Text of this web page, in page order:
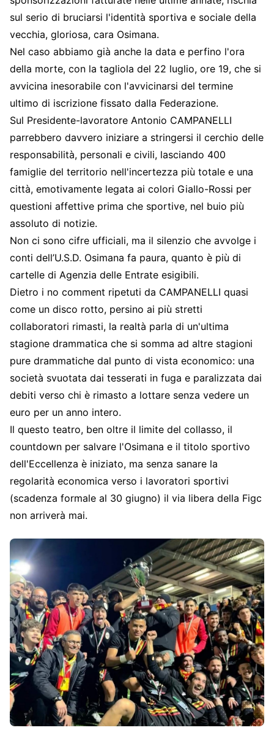
sul serio di bruciarsi l'identità sportiva e sociale della
vecchia, gloriosa, cara Osimana.
Nel caso abbiamo già anche la data e perfino l'ora
della morte, con la tagliola del 22 luglio, ore 19, che si
avvicina inesorabile con l'avvicinarsi del termine
ultimo di iscrizione fissato dalla Federazione.
Sul Presidente-lavoratore Antonio CAMPANELLI
parrebbero davvero iniziare a stringersi il cerchio delle
responsabilità, personali e civili, lasciando 400
famiglie del territorio nell'incertezza più totale e una
città, emotivamente legata ai colori Giallo-Rossi per
questioni affettive prima che sportive, nel buio più
assoluto di notizie.
Non ci sono cifre ufficiali, ma il silenzio che avvolge i
conti dell’U.S.D. Osimana fa paura, quanto è più di
cartelle di Agenzia delle Entrate esigibili.
Dietro i no comment ripetuti da CAMPANELLI quasi
come un disco rotto, persino ai più stretti
collaboratori rimasti, la realtà parla di un'ultima
stagione drammatica che si somma ad altre stagioni
pure drammatiche dal punto di vista economico: una
società svuotata dai tesserati in fuga e paralizzata dai
debiti verso chi è rimasto a lottare senza vedere un
euro per un anno intero.
Il questo teatro, ben oltre il limite del collasso, il
countdown per salvare l'Osimana e il titolo sportivo
dell'Eccellenza è iniziato, ma senza sanare la
regolarità economica verso i lavoratori sportivi
(scadenza formale al 30 giugno) il via libera della Figc
non arriverà mai.